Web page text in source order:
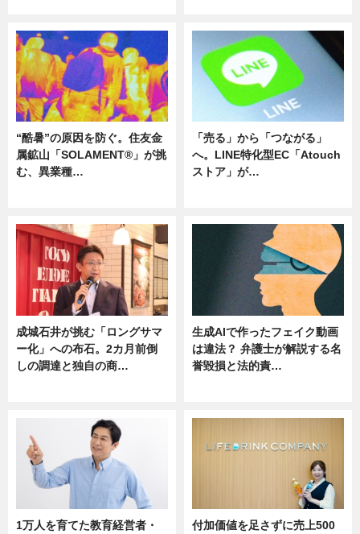
“酷暑”の原因を防ぐ。住友金
属鉱山「SOLAMENT®」が挑
む、異業種…
「売る」から「つながる」
へ。LINE特化型EC「Atouch
ストア」が…
成城石井が挑む「ロングサマ
ー化」への布石。2カ月前倒
しの調達と独自の商…
生成AIで作ったフェイク動画
は違法？ 弁護士が解説する名
誉毀損と法的責…
1万人を育てた教育経営者・
付加価値を足さずに売上500